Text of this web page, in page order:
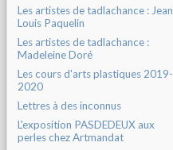
Les artistes de tadlachance : Jean
Louis Paquelin
Les artistes de tadlachance :
Madeleine Doré
Les cours d'arts plastiques 2019-
2020
Lettres à des inconnus
L'exposition PASDEDEUX aux
perles chez Artmandat